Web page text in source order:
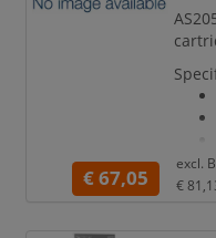
€ 67,05
excl.
€